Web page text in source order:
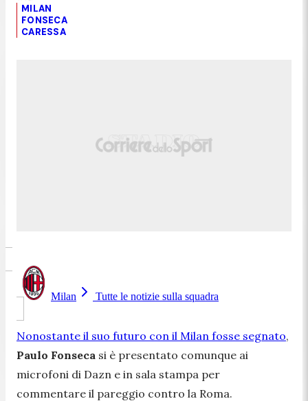
MILAN
FONSECA
CARESSA
Milan Tutte le notizie sulla squadra
Nonostante il suo futuro con il Milan fosse segnato,
Paulo Fonseca si è presentato comunque ai
microfoni di Dazn e in sala stampa per
commentare il pareggio contro la Roma.